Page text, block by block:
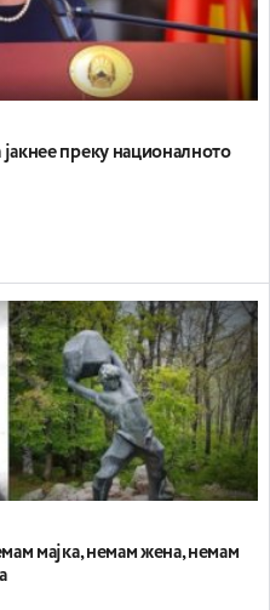
преку националното
мајка, немам жена, немам